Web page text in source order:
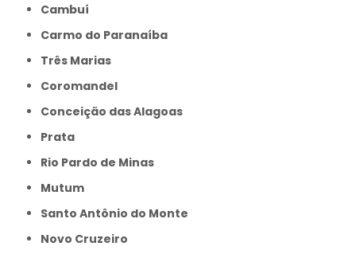
Cambuí
Carmo do Paranaíba
Três Marias
Coromandel
Conceição das Alagoas
Prata
Rio Pardo de Minas
Mutum
Santo Antônio do Monte
Novo Cruzeiro